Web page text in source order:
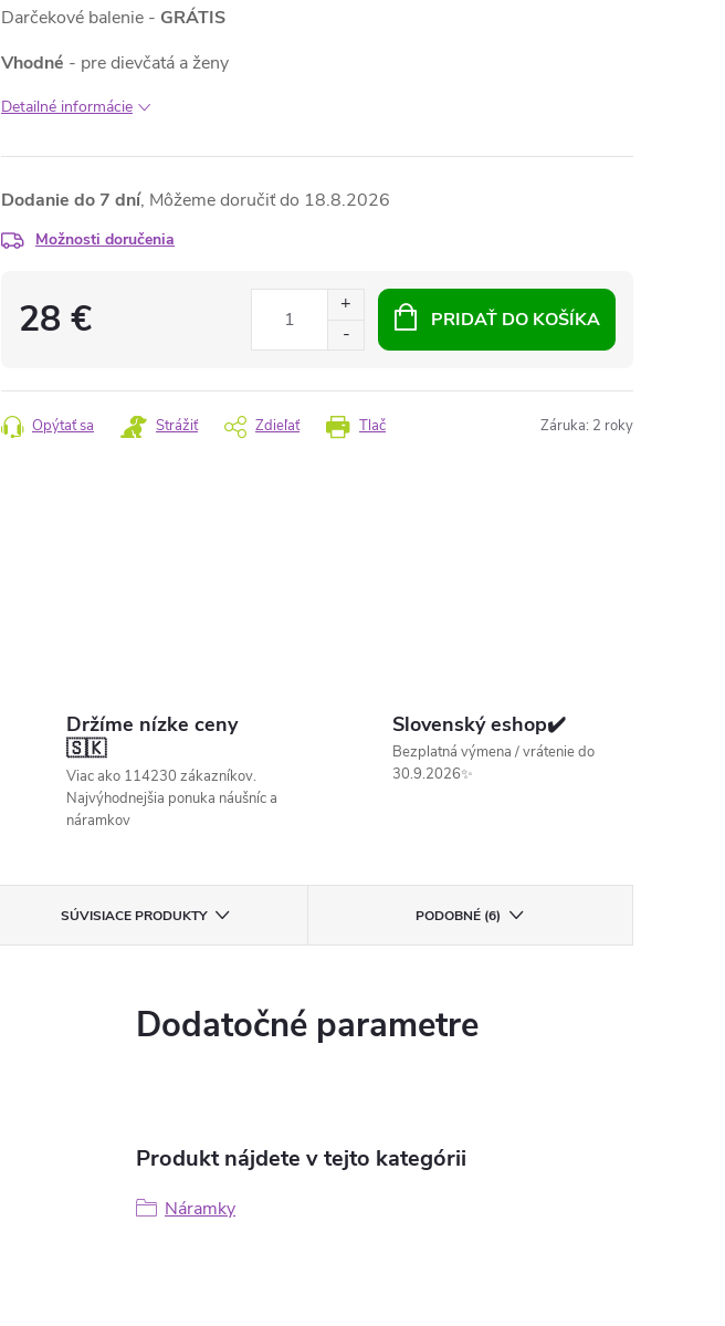
Darčekové balenie - GRÁTIS
Vhodné - pre dievčatá a ženy
Detailné informácie
Dodanie do 7 dní 18.8.2026
Možnosti doručenia
28 € PRIDAŤ DO KOŠÍKA
Tlač
Opýtať sa Strážiť Zdieľať Záruka: 2 roky
Držíme nízke ceny
🇸🇰
Viac ako 114230 zákazníkov.
Najvýhodnejšia ponuka náušníc a
náramkov
Slovenský eshop✔️
Bezplatná výmena / vrátenie do
30.9.2026✨
SÚVISIACE PRODUKTY PODOBNÉ (6)
Dodatočné parametre
Produkt nájdete v tejto kategórii
Náramky